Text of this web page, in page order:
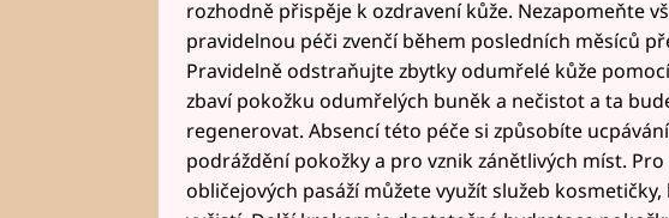
rozhodně přispěje k ozdravení kůže. Nezapomeňte
pravidelnou péči zvenčí během posledních měsíců
Pravidelně odstraňujte zbytky odumřelé kůže
zbaví pokožku odumřelých buněk a nečistot a ta
regenerovat. Absencí této péče si způsobíte
podráždění pokožky a pro vznik zánětlivých míst.
obličejových pasáží můžete využít služeb